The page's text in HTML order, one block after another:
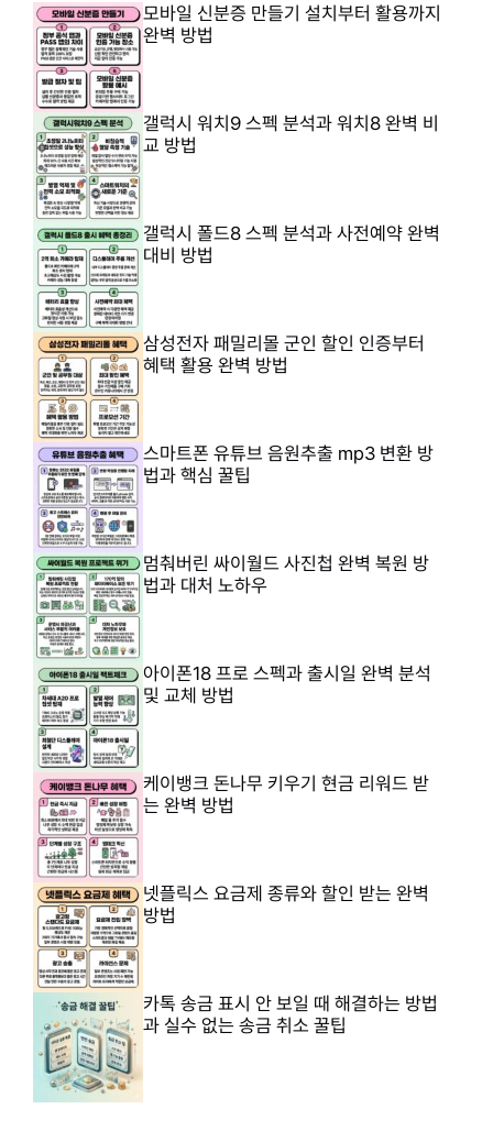
모바일 신분증 만들기 설치부터 활용까지
완벽 방법
갤럭시 워치9 스펙 분석과 워치8 완벽 비
교 방법
갤럭시 폴드8 스펙 분석과 사전예약 완벽
대비 방법
삼성전자 패밀리몰 군인 할인 인증부터
혜택 활용 완벽 방법
스마트폰 유튜브 음원추출 mp3 변환 방
법과 핵심 꿀팁
멈춰버린 싸이월드 사진첩 완벽 복원 방
법과 대처 노하우
아이폰18 프로 스펙과 출시일 완벽 분석
및 교체 방법
케이뱅크 돈나무 키우기 현금 리워드 받
는 완벽 방법
넷플릭스 요금제 종류와 할인 받는 완벽
방법
카톡 송금 표시 안 보일 때 해결하는 방법
과 실수 없는 송금 취소 꿀팁